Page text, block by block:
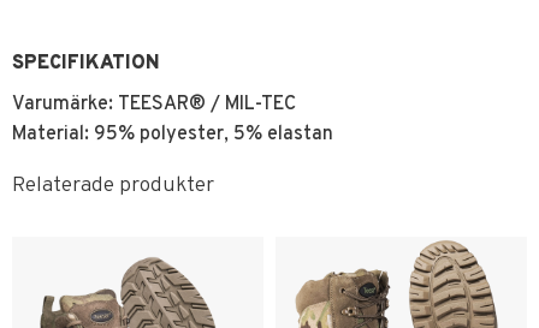
SPECIFIKATION
Varumärke: TEESAR® / MIL-TEC
Material: 95% polyester, 5% elastan
Relaterade produkter